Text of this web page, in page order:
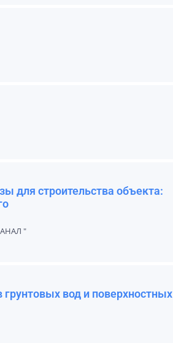
для строительства объекта:
"
грунтовых вод и поверхностных